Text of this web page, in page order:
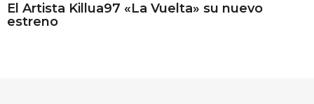
El Artista Killua97 «La Vuelta» su nuevo
estreno